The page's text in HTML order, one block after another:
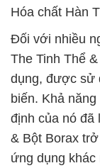
Hóa chất Hàn
Đối với nhiều
The Tinh Thể
dụng, được sử
biến. Khả
định của nó đã
& Bột Borax
ứng dụng khác